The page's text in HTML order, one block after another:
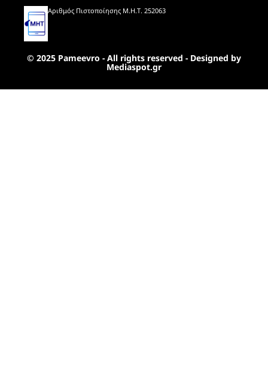
Αριθμός Πιστοποίησης Μ.Η.Τ. 252063
© 2025 Pameevro - All rights reserved - Designed by
Mediaspot.gr